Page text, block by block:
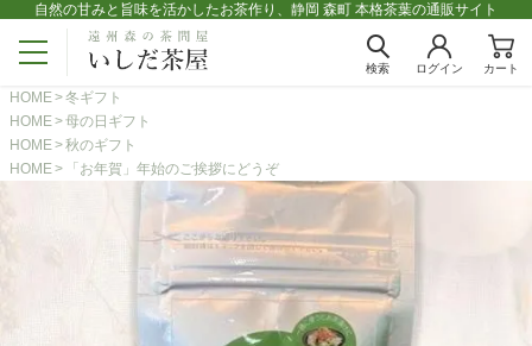
自然の甘みと旨味を活かしたお茶作り、静岡 森町 本格茶葉の通販サイト
検索 ログイン カート
HOME
冬ギフト
HOME
母の日ギフト
HOME
秋のギフト
HOME
「お年賀」年始のご挨拶にどうぞ